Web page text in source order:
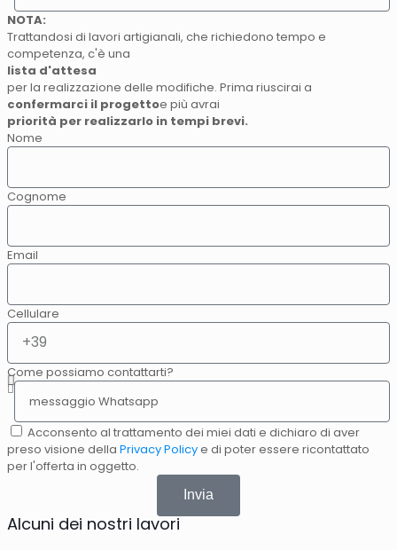
NOTA:
Trattandosi di lavori artigianali, che richiedono tempo e
competenza, c'è una
lista d'attesa
per la realizzazione delle modifiche. Prima riuscirai a
confermarci il progettoe più avrai
priorità per realizzarlo in tempi brevi.
Nome
Cognome
Email
Cellulare
Come possiamo contattarti?
Acconsento al trattamento dei miei dati e dichiaro di aver
preso visione della Privacy Policye di poter essere ricontattato
per l'offerta in oggetto.
Invia
Alcuni dei nostri lavori